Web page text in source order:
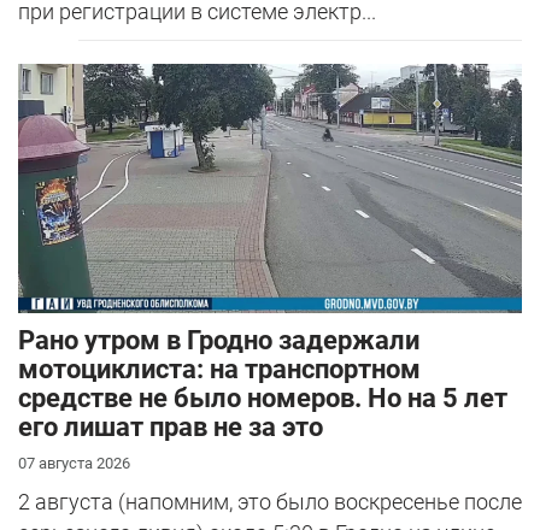
при регистрации в системе электр...
Рано утром в Гродно задержали
мотоциклиста: на транспортном
средстве не было номеров. Но на 5 лет
его лишат прав не за это
07 августа 2026
2 августа (напомним, это было воскресенье после